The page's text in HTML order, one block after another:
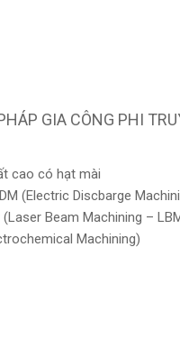
GIA CÔNG PHI
cao có hạt mài
(Electric Discbarge
Beam Machining –
Machining)